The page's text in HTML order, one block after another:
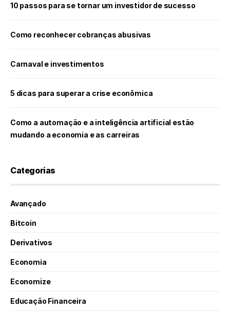
10 passos para se tornar um investidor de sucesso
Como reconhecer cobranças abusivas
Carnaval e investimentos
5 dicas para superar a crise econômica
Como a automação e a inteligência artificial estão
mudando a economia e as carreiras
Categorias
Avançado
Bitcoin
Derivativos
Economia
Economize
Educação Financeira